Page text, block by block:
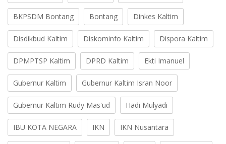
BKPSDM Bontang Bontang Dinkes Kaltim
Disdikbud Kaltim Diskominfo Kaltim Dispora Kaltim
DPMPTSP Kaltim DPRD Kaltim Ekti Imanuel
Gubernur Kaltim Gubernur Kaltim Isran Noor
Gubernur Kaltim Rudy Mas'ud Hadi Mulyadi
IBU KOTA NEGARA IKN IKN Nusantara